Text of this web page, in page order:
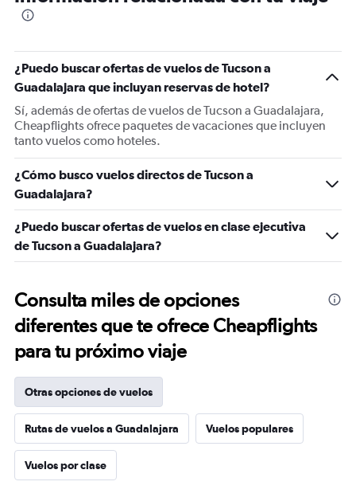
¿Puedo buscar ofertas de vuelos de Tucson a
Guadalajara que incluyan reservas de hotel?
Sí, además de ofertas de vuelos de Tucson a Guadalajara,
Cheapflights ofrece paquetes de vacaciones que incluyen
tanto vuelos como hoteles.
¿Cómo busco vuelos directos de Tucson a
Guadalajara?
¿Puedo buscar ofertas de vuelos en clase ejecutiva
de Tucson a Guadalajara?
Consulta miles de opciones
diferentes que te ofrece Cheapflights
para tu próximo viaje
Otras opciones de vuelos
Rutas de vuelos a Guadalajara Vuelos populares
Vuelos por clase